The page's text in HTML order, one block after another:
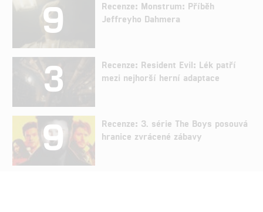
9
Recenze: Monstrum: Příběh
Jeffreyho Dahmera
3
Recenze: Resident Evil: Lék patří
mezi nejhorší herní adaptace
9
Recenze: 3. série The Boys posouvá
hranice zvrácené zábavy